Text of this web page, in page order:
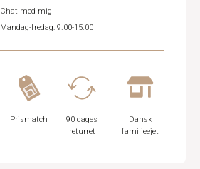
Chat med mig
Mandag-fredag: 9.00-15.00
Prismatch
90 dages
returret
Dansk
familieejet